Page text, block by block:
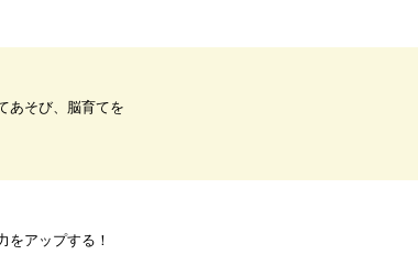
あそび、脳育てを
をアップする！